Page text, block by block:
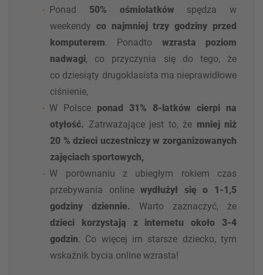
Ponad 50% ośmiolatków spędza w
weekendy co najmniej trzy godziny przed
komputerem. Ponadto wzrasta poziom
nadwagi, co przyczynia się do tego, że
co dziesiąty drugoklasista ma nieprawidłowe
ciśnienie,
W Polsce ponad 31% 8-latków cierpi na
otyłość. Zatrważające jest to, że mniej niż
20 % dzieci uczestniczy w zorganizowanych
zajęciach sportowych,
W porównaniu z ubiegłym rokiem czas
przebywania onlinewydłużył się o 1-1,5
godziny dziennie. Warto zaznaczyć, że
dzieci korzystają z internetu około 3-4
godzin. Co więcej im starsze dziecko, tym
wskaźnik bycia online wzrasta!